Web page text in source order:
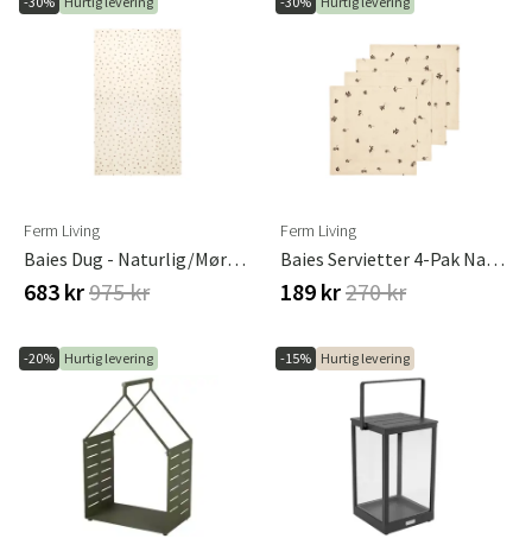
Ferm Living
Baies Dug - Naturlig/Mørk Chokolade
683 kr975 kr
Ferm Living
Baies Servietter 4-Pak Naturlig/Mørk Chokolade
189 kr270 kr
-20% Hurtig levering -15% Hurtig levering